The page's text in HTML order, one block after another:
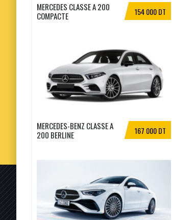
154 000 DT
MERCEDES CLASSE A 200
COMPACTE
167 000 DT
MERCEDES-BENZ CLASSE A
200 BERLINE